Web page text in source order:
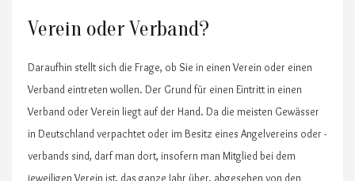
Verein oder Verband?
Daraufhin stellt sich die Frage, ob Sie in einen Verein oder einen
Verband eintreten wollen. Der Grund für einen Eintritt in einen
Verband oder Verein liegt auf der Hand. Da die meisten Gewässer
in Deutschland verpachtet oder im Besitz eines Angelvereins oder -
verbands sind, darf man dort, insofern man Mitglied bei dem
jeweiligen Verein ist, das ganze Jahr über, abgesehen von den